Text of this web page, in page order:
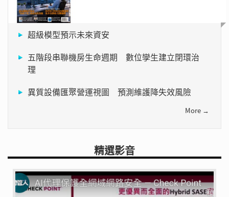
超級模型預示未來資安
五階段串聯機房生命週期 數位孿生建立閉環治
理
異質設備匯聚營運視圖 預測維護降失效風險
More →
精選影音